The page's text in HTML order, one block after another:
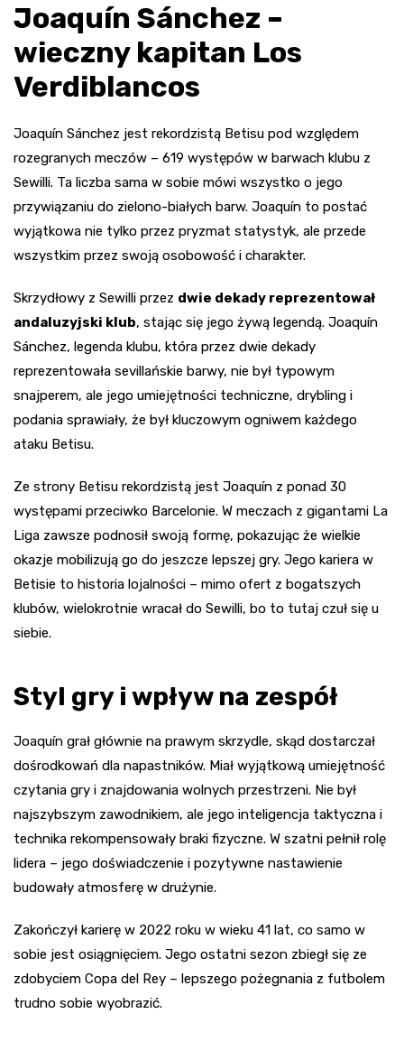
Joaquín Sánchez –
wieczny kapitan Los
Verdiblancos
Joaquín Sánchez jest rekordzistą Betisu pod względem
rozegranych meczów – 619 występów w barwach klubu z
Sewilli. Ta liczba sama w sobie mówi wszystko o jego
przywiązaniu do zielono-białych barw. Joaquín to postać
wyjątkowa nie tylko przez pryzmat statystyk, ale przede
wszystkim przez swoją osobowość i charakter.
Skrzydłowy z Sewilli przez dwie dekady reprezentował
andaluzyjski klub, stając się jego żywą legendą. Joaquín
Sánchez, legenda klubu, która przez dwie dekady
reprezentowała sevillańskie barwy, nie był typowym
snajperem, ale jego umiejętności techniczne, drybling i
podania sprawiały, że był kluczowym ogniwem każdego
ataku Betisu.
Ze strony Betisu rekordzistą jest Joaquín z ponad 30
występami przeciwko Barcelonie. W meczach z gigantami La
Liga zawsze podnosił swoją formę, pokazując że wielkie
okazje mobilizują go do jeszcze lepszej gry. Jego kariera w
Betisie to historia lojalności – mimo ofert z bogatszych
klubów, wielokrotnie wracał do Sewilli, bo to tutaj czuł się u
siebie.
Styl gry i wpływ na zespół
Joaquín grał głównie na prawym skrzydle, skąd dostarczał
dośrodkowań dla napastników. Miał wyjątkową umiejętność
czytania gry i znajdowania wolnych przestrzeni. Nie był
najszybszym zawodnikiem, ale jego inteligencja taktyczna i
technika rekompensowały braki fizyczne. W szatni pełnił rolę
lidera – jego doświadczenie i pozytywne nastawienie
budowały atmosferę w drużynie.
Zakończył karierę w 2022 roku w wieku 41 lat, co samo w
sobie jest osiągnięciem. Jego ostatni sezon zbiegł się ze
zdobyciem Copa del Rey – lepszego pożegnania z futbolem
trudno sobie wyobrazić.